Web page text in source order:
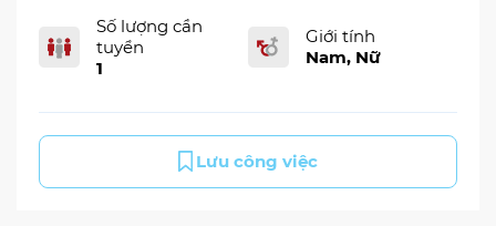
Số lượng cần
tuyển
1
Giới tính
Nam, Nữ
Lưu công việc